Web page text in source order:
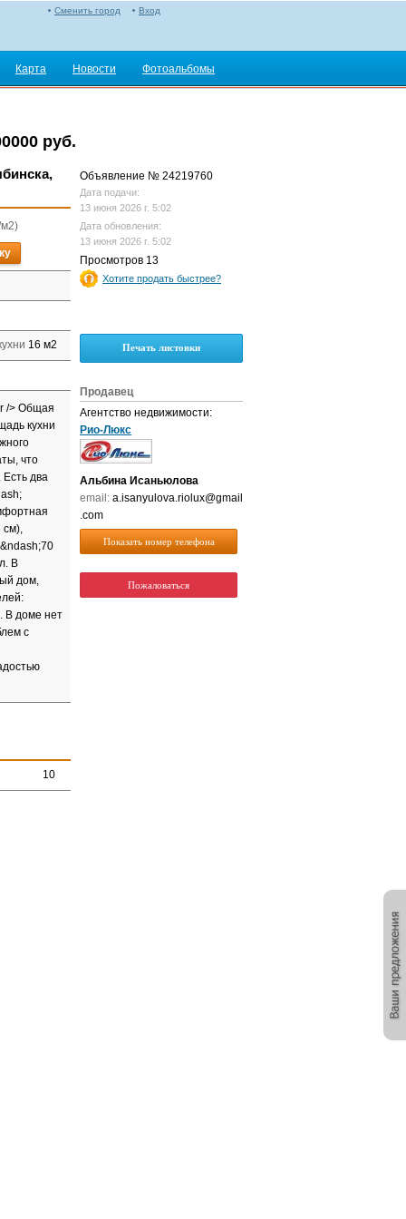
Вход
Сменить город
Карта Новости Фотоальбомы
руб.
16 м2
/> Общая
кухни
что
Есть два
см),
В
дом,
В доме нет
с
10
Объявление № 24219760
Дата подачи:
13 июня 2026 г. 5:02
Дата обновления:
13 июня 2026 г. 5:02
Просмотров 13
Хотите продать быстрее?
Печать листовки
Продавец
Агентство недвижимости:
Рио-Люкс
Альбина Исаньюлова
email: a.isanyulova.riolux@gmail
.com
Показать номер телефона
Пожаловаться